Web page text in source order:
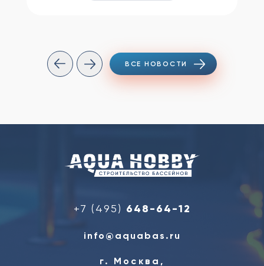
ВСЕ НОВОСТИ
+7 (495) 648-64-12
info@aquabas.ru
г. Москва,